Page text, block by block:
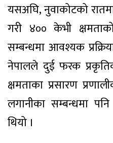
यसअघि, नुवाकोटको
गरी ४०० केभी
सम्बन्धमा आवश्यक
नेपालले दुई फरक
क्षमताका प्रसारण
लगानीका सम्बन्धमा
थियो ।